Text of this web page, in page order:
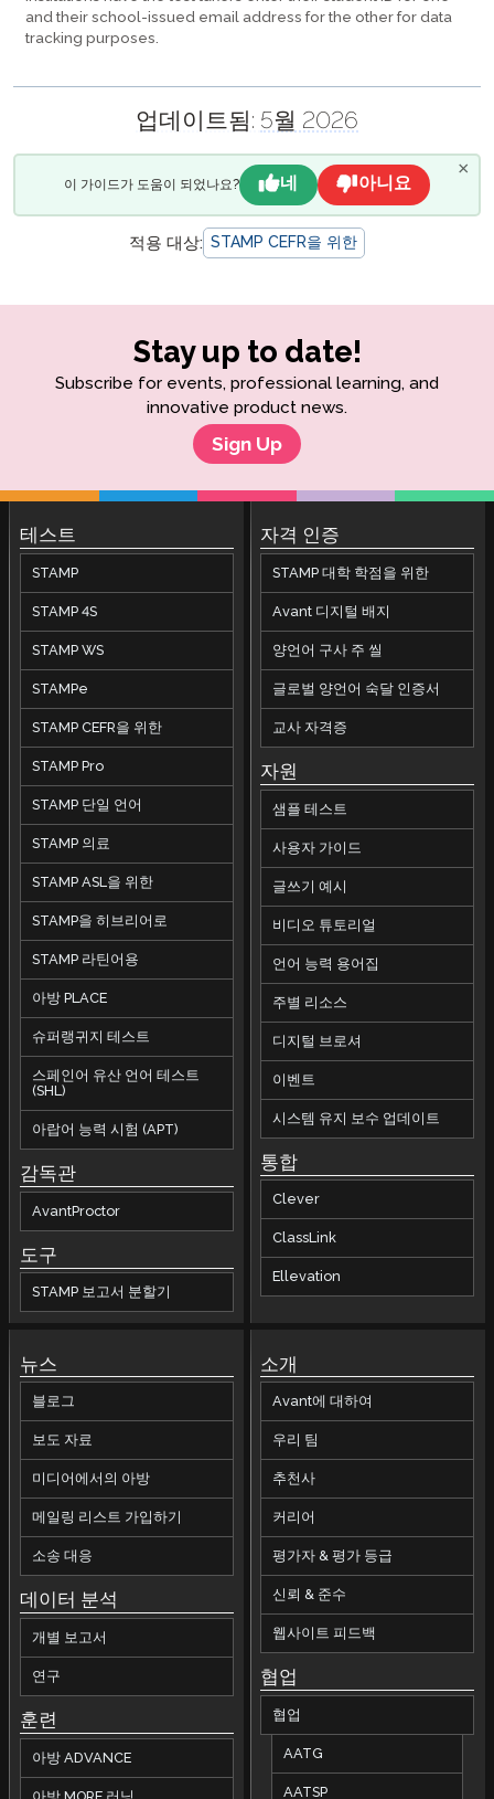
and their school-issued email address for the other for data
tracking purposes.
업데이트됨: 5월 2026
이 가이드가 도움이 되었나요? 네 아니요
×
적용 대상: STAMP CEFR을 위한
Stay up to date!
Subscribe for events, professional learning, and
innovative product news.
Sign Up
테스트
STAMP
STAMP 4S
STAMP WS
STAMPe
STAMP CEFR을 위한
STAMP Pro
STAMP 단일 언어
STAMP 의료
STAMP ASL을 위한
STAMP을 히브리어로
STAMP 라틴어용
아방 PLACE
슈퍼랭귀지 테스트
스페인어 유산 언어 테스트
(SHL)
아랍어 능력 시험 (APT)
감독관
AvantProctor
도구
STAMP 보고서 분할기
자격 인증
STAMP 대학 학점을 위한
Avant 디지털 배지
양언어 구사 주 씰
글로벌 양언어 숙달 인증서
교사 자격증
자원
샘플 테스트
사용자 가이드
글쓰기 예시
비디오 튜토리얼
언어 능력 용어집
주별 리소스
디지털 브로셔
이벤트
시스템 유지 보수 업데이트
통합
Clever
ClassLink
Ellevation
뉴스
블로그
보도 자료
미디어에서의 아방
메일링 리스트 가입하기
소송 대응
데이터 분석
개별 보고서
연구
훈련
아방 ADVANCE
소개
Avant에 대하여
우리 팀
추천사
커리어
평가자 & 평가 등급
신뢰 & 준수
웹사이트 피드백
협업
협업
AATG
AATSP